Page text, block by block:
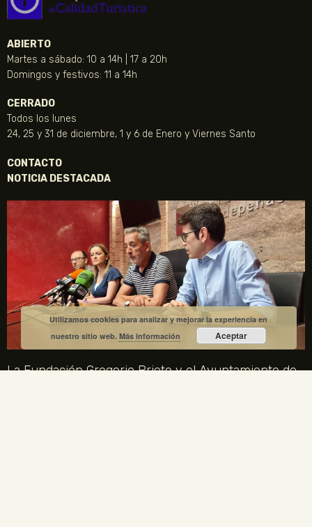
ABIERTO
Martes a sábado: 10 a 14h | 17 a 20h
Domingos y festivos: 11 a 14h
CERRADO
Todos los lunes
24, 25 y 31 de diciembre, 1 y 6 de Enero y Viernes Santo
CONTACTO
NOTICIA DESTACADA
La Fundación Gregorio Prieto y el Ayuntamiento de
Utilizamos cookies para analizar y mejorar la experiencia en
nuestro sitio web.Más información Aceptar